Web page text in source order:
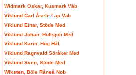
Widmark Oskar, Kusmark Väb
Viklund Carl Åsele Lap Väb
Viklund Einar, Stöde Med
Viklund Johan, Hullsjön Med
Viklund Karin, Hög Häl
Viklund Ragnvald Söråker Med
Viklund Sven, Stöde Med
Wiksten, Böle Råneå Nob